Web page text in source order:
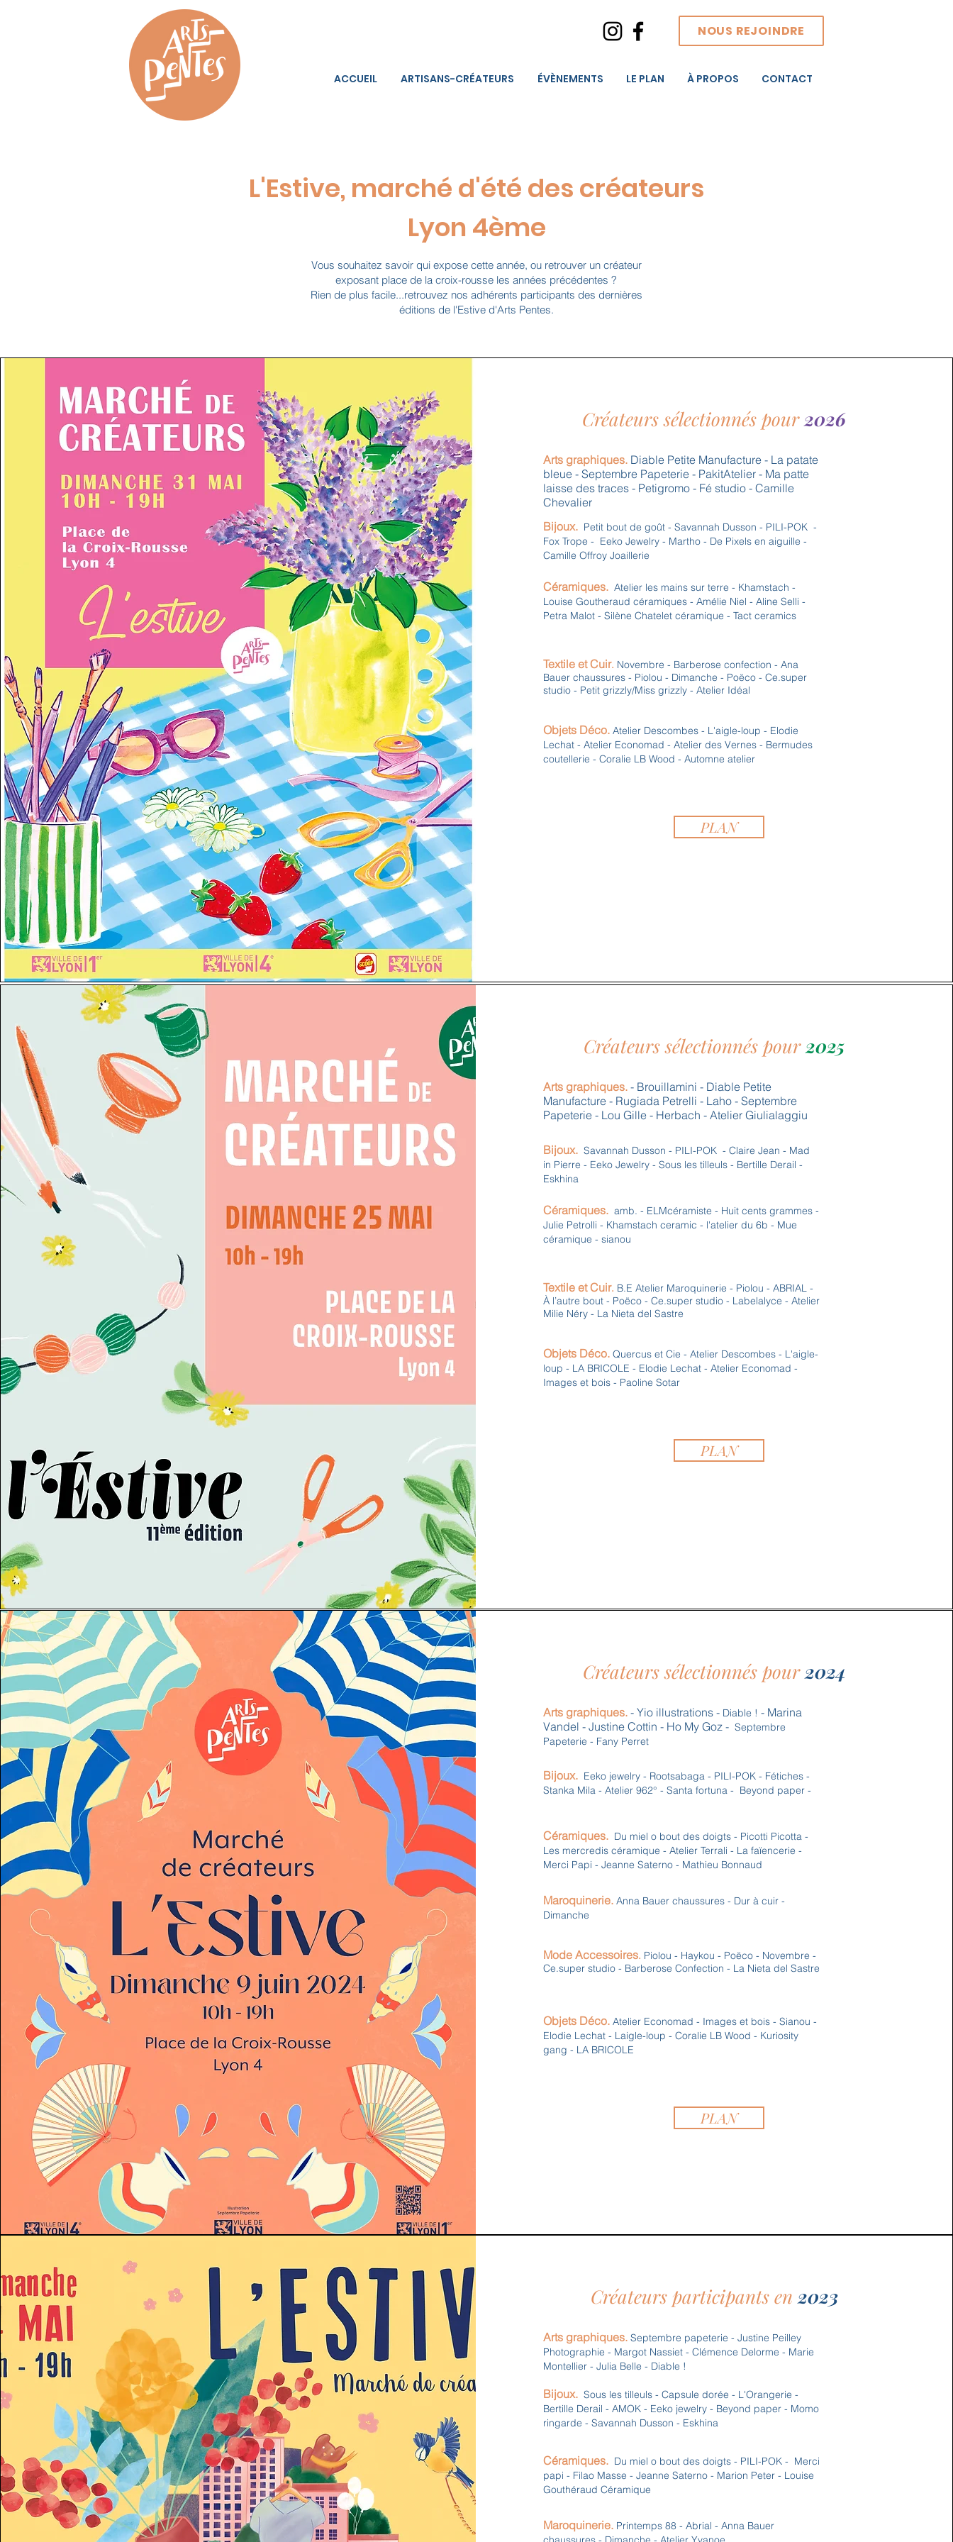
NOUS REJOINDRE
ACCUEIL ARTISANS-CRÉATEURS ÉVÈNEMENTS LE PLAN À PROPOS CONTACT
L'Estive, marché d'été des créateurs
Lyon 4ème
Vous souhaitez savoir qui expose cette année, ou retrouver un créateur
exposant place de la croix-rousse les années précédentes ?
Rien de plus facile...retrouvez nos adhérents participants des dernières
éditions de l'Estive d'Arts Pentes.
Créateurs sélectionnés pour2026
Arts graphiques.Diable Petite Manufacture - La patate
bleue - Septembre Papeterie - PakitAtelier - Ma patte
laisse des traces - Petigromo - Fé studio - Camille
Chevalier
Bijoux. Petit bout de goût - Savannah Dusson - PILI-POK -
Fox Trope - Eeko Jewelry - Martho - De Pixels en aiguille -
Camille Offroy Joaillerie
Céramiques.Atelier les mains sur terre - Khamstach -
Louise Goutheraud céramiques - Amélie Niel - Aline Selli -
Petra Malot - Silène Chatelet céramique - Tact ceramics
Textile et Cuir. Novembre - Barberose confection - Ana
Bauer chaussures - Piolou - Dimanche - Poëco - Ce.super
studio - Petit grizzly/Miss grizzly- Atelier Idéal
Objets Déco. Atelier Descombes - L'aigle-loup - Elodie
Lechat - Atelier Economad - Atelier des Vernes - Bermudes
coutellerie - Coralie LB Wood - Automne atelier
PLAN
Créateurs sélectionnés pour2025
Arts graphiques.- Brouillamini - Diable Petite
Manufacture - Rugiada Petrelli - Laho - Septembre
Papeterie - Lou Gille - Herbach - Atelier Giulialaggiu
Bijoux. Savannah Dusson - PILI-POK - Claire Jean - Mad
in Pierre - Eeko Jewelry - Sous les tilleuls - Bertille Derail -
Eskhina
Céramiques.amb. - ELMcéramiste - Huit cents grammes -
Julie Petrolli - Khamstach ceramic - l'atelier du 6b - Mue
céramique - sianou
Textile et Cuir. B.E Atelier Maroquinerie - Piolou - ABRIAL -
À l’autre bout - Poëco - Ce.super studio - Labelalyce - Atelier
Milie Néry - La Nieta del Sastre
Objets Déco. Quercus et Cie - Atelier Descombes - L'aigle-
loup - LA BRICOLE - Elodie Lechat - Atelier Economad -
Images et bois - Paoline Sotar
PLAN
Créateurs sélectionnés pour2024
Arts graphiques.- Yio illustrations - Diable ! - Marina
Vandel - Justine Cottin - Ho My Goz - Septembre
Papeterie - Fany Perret
Bijoux. Eeko jewelry - Rootsabaga - PILI-POK - Fétiches -
Stanka Mila - Atelier 962° - Santa fortuna - Beyond paper -
Céramiques.Du miel o bout des doigts - Picotti Picotta -
Les mercredis céramique - Atelier Terrali - La faïencerie -
Merci Papi - Jeanne Saterno - Mathieu Bonnaud
Maroquinerie.Anna Bauer chaussures - Dur à cuir -
Dimanche
Mode Accessoires. Piolou - Haykou - Poëco - Novembre -
Ce.super studio - Barberose Confection - La Nieta del Sastre
Objets Déco. Atelier Economad - Images et bois - Sianou -
Elodie Lechat - Laigle-loup - Coralie LB Wood - Kuriosity
gang - LA BRICOLE
PLAN
Créateurs participants en2023
Arts graphiques. Septembre papeterie - Justine Peilley
Photographie - Margot Nassiet - Clémence Delorme - Marie
Montellier - Julia Belle - Diable !
Bijoux. Sous les tilleuls - Capsule dorée - L'Orangerie -
Bertille Derail - AMOK - Eeko jewelry - Beyond paper - Momo
ringarde - Savannah Dusson - Eskhina
Céramiques.Du miel o bout des doigts - PILI-POK - Merci
papi - Filao Masse - Jeanne Saterno - Marion Peter - Louise
Gouthéraud Céramique
Maroquinerie. Printemps 88 - Abrial - Anna Bauer